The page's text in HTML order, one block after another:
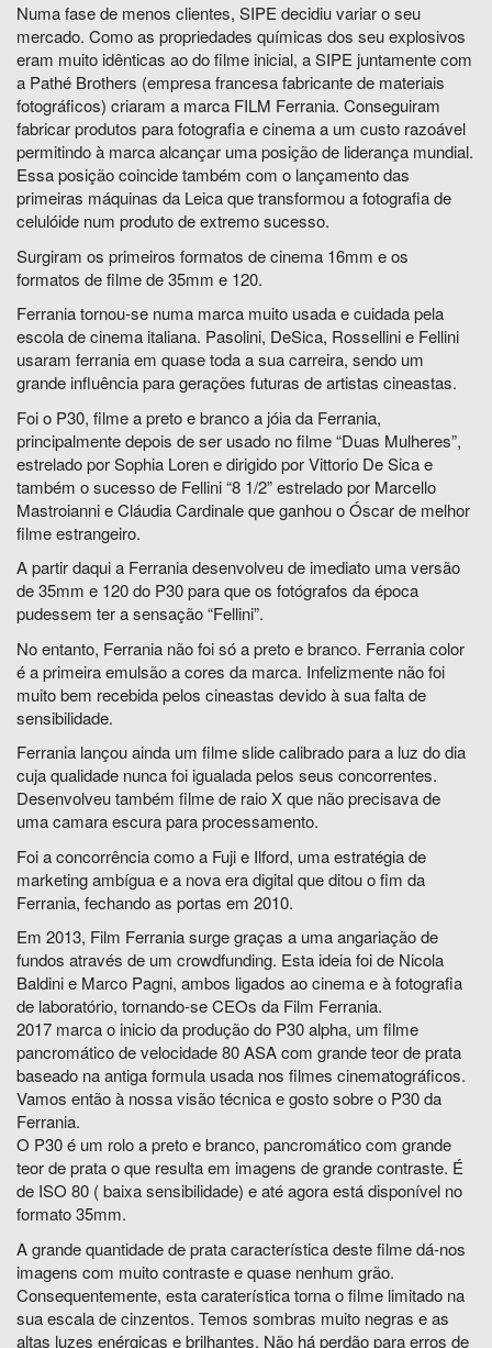
Numa fase de menos clientes, SIPE decidiu variar o seu
mercado. Como as propriedades químicas dos seu explosivos
eram muito idênticas ao do filme inicial, a SIPE juntamente com
a Pathé Brothers (empresa francesa fabricante de materiais
fotográficos) criaram a marca FILM Ferrania. Conseguiram
fabricar produtos para fotografia e cinema a um custo razoável
permitindo à marca alcançar uma posição de liderança mundial.
Essa posição coincide também com o lançamento das
primeiras máquinas da Leica que transformou a fotografia de
celulóide num produto de extremo sucesso.
Surgiram os primeiros formatos de cinema 16mm e os
formatos de filme de 35mm e 120.
Ferrania tornou-se numa marca muito usada e cuidada pela
escola de cinema italiana. Pasolini, DeSica, Rossellini e Fellini
usaram ferrania em quase toda a sua carreira, sendo um
grande influência para gerações futuras de artistas cineastas.
Foi o P30, filme a preto e branco a jóia da Ferrania,
principalmente depois de ser usado no filme “Duas Mulheres”,
estrelado por Sophia Loren e dirigido por Vittorio De Sica e
também o sucesso de Fellini “8 1/2” estrelado por Marcello
Mastroianni e Cláudia Cardinale que ganhou o Óscar de melhor
filme estrangeiro.
A partir daqui a Ferrania desenvolveu de imediato uma versão
de 35mm e 120 do P30 para que os fotógrafos da época
pudessem ter a sensação “Fellini”.
No entanto, Ferrania não foi só a preto e branco. Ferrania color
é a primeira emulsão a cores da marca. Infelizmente não foi
muito bem recebida pelos cineastas devido à sua falta de
sensibilidade.
Ferrania lançou ainda um filme slide calibrado para a luz do dia
cuja qualidade nunca foi igualada pelos seus concorrentes.
Desenvolveu também filme de raio X que não precisava de
uma camara escura para processamento.
Foi a concorrência como a Fuji e Ilford, uma estratégia de
marketing ambígua e a nova era digital que ditou o fim da
Ferrania, fechando as portas em 2010.
Em 2013, Film Ferrania surge graças a uma angariação de
fundos através de um crowdfunding. Esta ideia foi de Nicola
Baldini e Marco Pagni, ambos ligados ao cinema e à fotografia
de laboratório, tornando-se CEOs da Film Ferrania.
2017 marca o inicio da produção do P30 alpha, um filme
pancromático de velocidade 80 ASA com grande teor de prata
baseado na antiga formula usada nos filmes cinematográficos.
Vamos então à nossa visão técnica e gosto sobre o P30 da
Ferrania.
O P30 é um rolo a preto e branco, pancromático com grande
teor de prata o que resulta em imagens de grande contraste. É
de ISO 80 ( baixa sensibilidade) e até agora está disponível no
formato 35mm.
A grande quantidade de prata característica deste filme dá-nos
imagens com muito contraste e quase nenhum grão.
Consequentemente, esta caraterística torna o filme limitado na
sua escala de cinzentos. Temos sombras muito negras e as
altas luzes enérgicas e brilhantes. Não há perdão para erros de